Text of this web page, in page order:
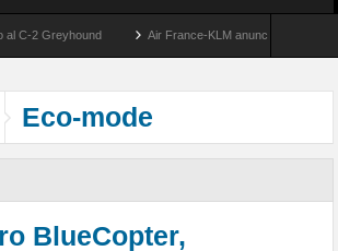
2 Greyhound Air France-KLM anuncia a Guilhem
Eco-mode
BlueCopter,